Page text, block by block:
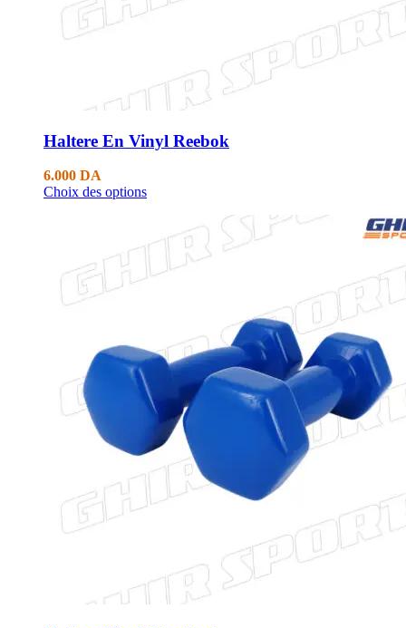
Haltere En Vinyl Reebok
6.000 DA
Choix des options